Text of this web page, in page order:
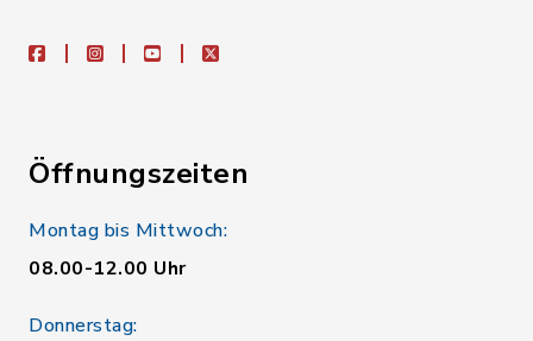
facebookinstagramyoutubeX
Öffnungszeiten
Montag bis Mittwoch:
08.00-12.00 Uhr
Donnerstag: